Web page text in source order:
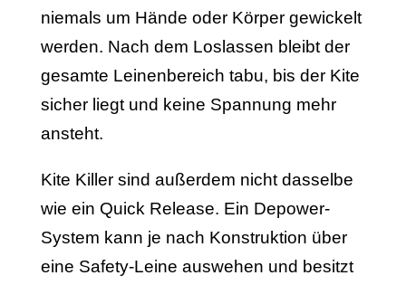
niemals um Hände oder Körper gewickelt
werden. Nach dem Loslassen bleibt der
gesamte Leinenbereich tabu, bis der Kite
sicher liegt und keine Spannung mehr
ansteht.
Kite Killer sind außerdem nicht dasselbe
wie ein Quick Release. Ein Depower-
System kann je nach Konstruktion über
eine Safety-Leine auswehen und besitzt